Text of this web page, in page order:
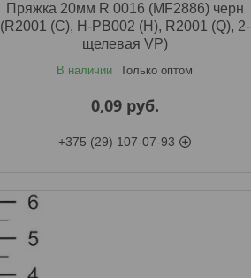
Пряжка 20мм R 0016 (MF2886) черн
(R2001 (C), H-PB002 (H), R2001 (Q), 2-
щелевая VP)
В наличии Только оптом
0,09 руб.
+375 (29) 107-07-93